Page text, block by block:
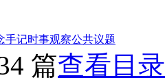
手记时事观察公共议题
篇查看目录